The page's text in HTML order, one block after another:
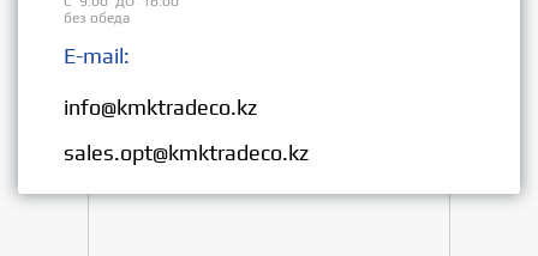
без обеда
E-mail:
info@kmktradeco.kz
sales.opt@kmktradeco.kz